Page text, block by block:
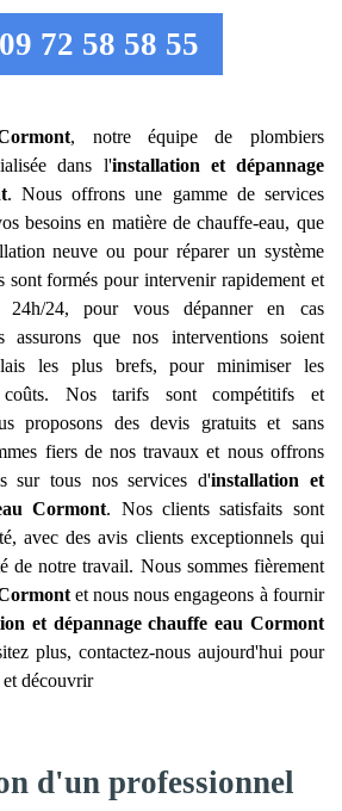
72 58 58 55
, notre équipe de plombiers
dans l'installation et dépannage
. Nous offrons une gamme de services
besoins en matière de chauffe-eau, que
neuve ou pour réparer un système
sont formés pour intervenir rapidement et
24h/24, pour vous dépanner en cas
assurons que nos interventions soient
les plus brefs, pour minimiser les
Nos tarifs sont compétitifs et
proposons des devis gratuits et sans
fiers de nos travaux et nous offrons
sur tous nos services d'installation et
Cormont. Nos clients satisfaits sont
avec des avis clients exceptionnels qui
de notre travail. Nous sommes fièrement
et nous nous engageons à fournir
et dépannage chauffe eau Cormont
plus, contactez-nous aujourd'hui pour
découvrir
d'un professionnel